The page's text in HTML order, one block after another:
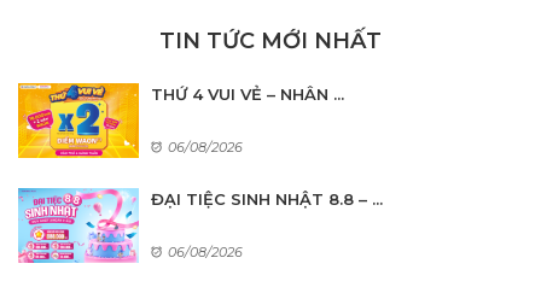
TIN TỨC MỚI NHẤT
THỨ 4 VUI VẺ – NHÂN ...
06/08/2026
ĐẠI TIỆC SINH NHẬT 8.8 – ...
06/08/2026